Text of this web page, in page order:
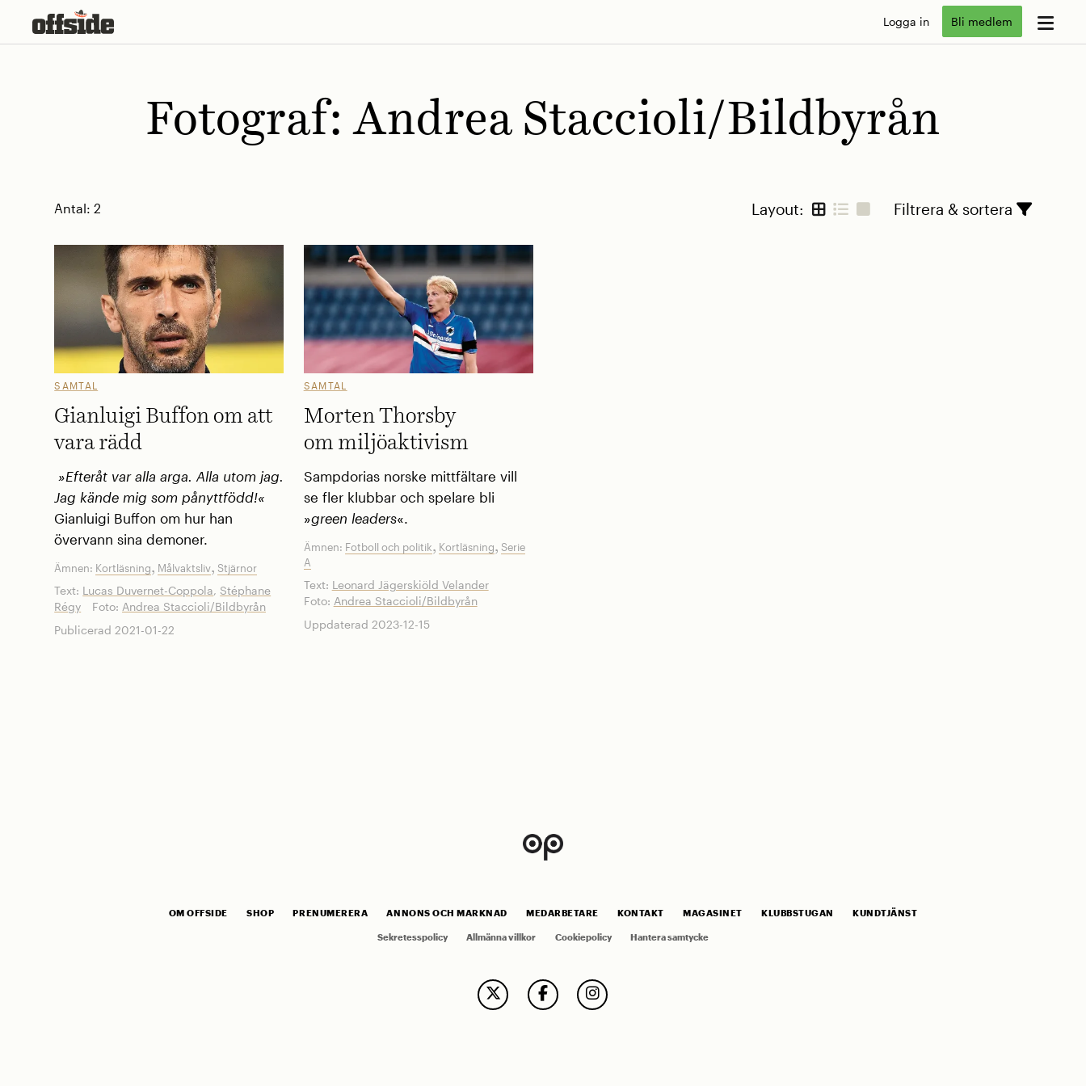
Logga in Bli medlem
Fotograf:Andrea Staccioli/Bildbyrån
Antal:2 Layout: Filtrera & sortera
SAMTAL
Gianluigi Buffon om att
vara rädd
»Efteråt var alla arga. Alla utom jag.
Jag kände mig som pånyttfödd!«
Gianluigi Buffon om hur han
övervann sina demoner.
Ämnen: Kortläsning, Målvaktsliv,Stjärnor
Text: Lucas Duvernet-Coppola, Stéphane
Régy
Foto: Andrea Staccioli/Bildbyrån
Publicerad 2021-01-22
SAMTAL
Morten Thorsby
om miljöaktivism
Sampdorias norske mittfältare vill
se fler klubbar och ­spelare bli
»green leaders«.
Ämnen: Fotboll och politik, Kortläsning, Serie
A
Text: Leonard Jägerskiöld Velander
Foto: Andrea Staccioli/Bildbyrån
Uppdaterad 2023-12-15
OM OFFSIDE SHOP PRENUMERERA ANNONS OCH MARKNAD MEDARBETARE KONTAKT MAGASINET KLUBBSTUGAN KUNDTJÄNST
Sekretesspolicy Allmänna villkor Cookiepolicy Hantera samtycke